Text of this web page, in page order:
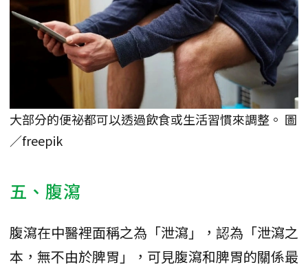
大部分的便祕都可以透過飲食或生活習慣來調整。 圖
／freepik
五、腹瀉
腹瀉在中醫裡面稱之為「泄瀉」，認為「泄瀉之
本，無不由於脾胃」，可見腹瀉和脾胃的關係最